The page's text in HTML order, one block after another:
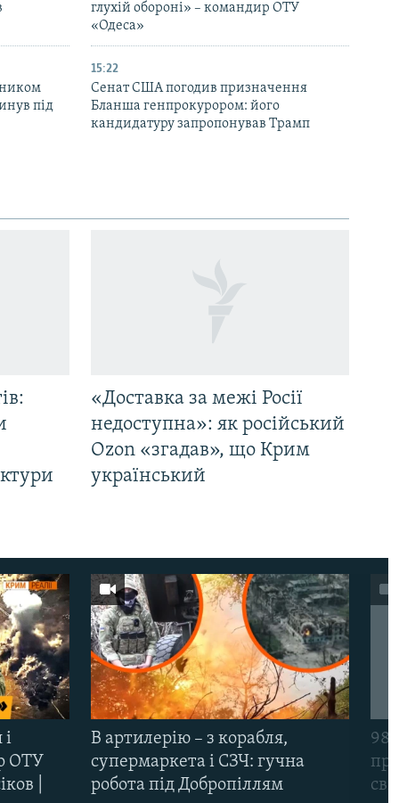
глухій обороні» – командир ОТУ
«Одеса»
під
15:22
Сенат США погодив призначення
Бланша генпрокурором: його
кандидатуру запропонував Трамп
«Доставка за межі Росії
недоступна»: як російський
Ozon «згадав», що Крим
український
ОТУ
|
В артилерію – з корабля,
супермаркета і СЗЧ: гучна
робота під Добропіллям
98-